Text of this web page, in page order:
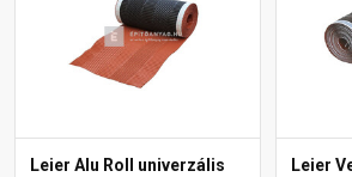
Leier Alu Roll univerzális
Leier